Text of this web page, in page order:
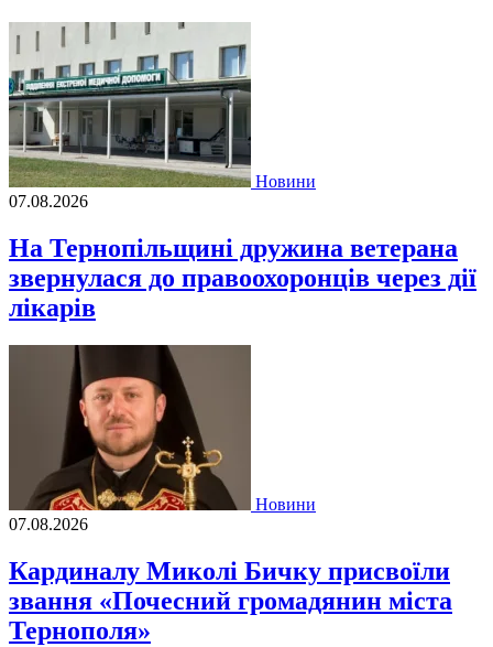
Новини
07.08.2026
На Тернопільщині дружина ветерана
звернулася до правоохоронців через дії
лікарів
Новини
07.08.2026
Кардиналу Миколі Бичку присвоїли
звання «Почесний громадянин міста
Тернополя»